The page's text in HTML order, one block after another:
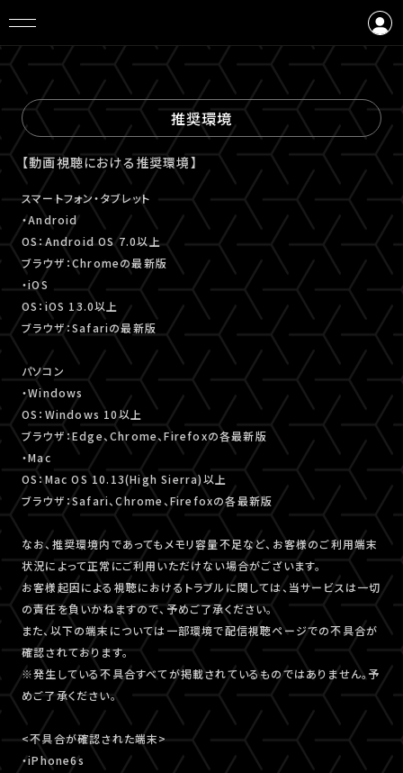
会員登録
推奨環境
【動画視聴における推奨環境】
スマートフォン・タブレット
・Android
OS：Android OS 7.0以上
ブラウザ：Chromeの最新版
・iOS
OS：iOS 13.0以上
ブラウザ：Safariの最新版
パソコン
・Windows
OS：Windows 10以上
ブラウザ：Edge、Chrome、Firefoxの各最新版
・Mac
OS：Mac OS 10.13(High Sierra)以上
ブラウザ：Safari、Chrome、Firefoxの各最新版
なお、推奨環境内であってもメモリ容量不足など、お客様のご利用端末
状況によって正常にご利用いただけない場合がございます。
お客様起因による視聴におけるトラブルに関しては、当サービスは一切
の責任を負いかねますので、予めご了承ください。
また、以下の端末については一部環境で配信視聴ページでの不具合が
確認されております。
※発生している不具合すべてが掲載されているものではありません。予
めご了承ください。
<不具合が確認された端末>
・iPhone6s